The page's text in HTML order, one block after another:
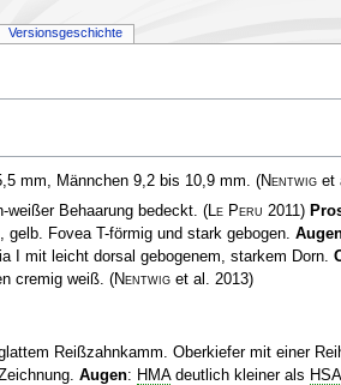
mm, Männchen 9,2 bis 10,9 mm. (Nentwiget
weißer Behaarung bedeckt. (Le Peru 2011)
Fovea T-förmig und stark gebogen.
I mit leicht dorsal gebogenem, starkem Dorn.
cremig weiß. (Nentwiget al. 2013)
Reißzahnkamm. Oberkiefer mit einer
Augen: HMAdeutlich kleiner als HSA
Versionsgeschichte